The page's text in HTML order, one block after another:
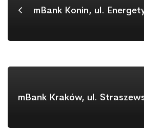
mBank Konin, ul.
mBank Kraków, ul.